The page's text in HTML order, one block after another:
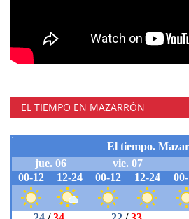
EL TIEMPO EN MAZARRÓN